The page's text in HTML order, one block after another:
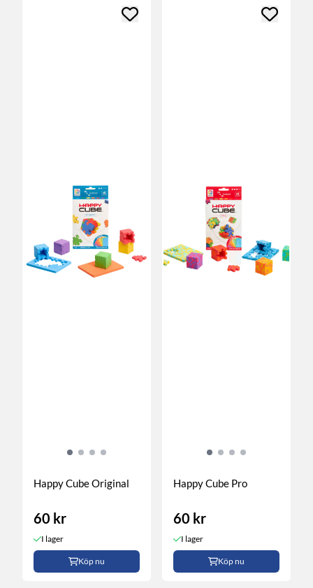
Happy Cube Original
60 kr
I lager
Köp nu
Happy Cube Pro
60 kr
I lager
Köp nu